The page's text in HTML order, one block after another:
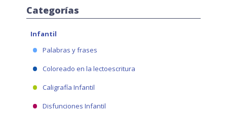
Categorías
Infantil
Palabras y frases
Coloreado en la lectoescritura
Caligrafía Infantil
Disfunciones Infantil